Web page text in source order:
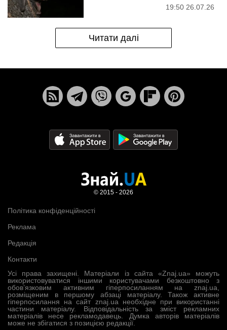
19:50 26.07.26
Читати далі
Усі права захищені. Матеріали із сайта «Znaj.ua» можуть
використовуватися іншими користувачами безкоштовно з
обов’язковим активним гіперпосиланням на znaj.ua,
розміщеним в першому абзаці матеріалу. Також активне
гіперпосилання на сайт znaj.ua необхідне при використанні
частини матеріалу. Відповідальність за зміст рекламних
матеріалів несе рекламодавець. Думка авторів матеріалів
може не збігатися з позицією редакції.
Політика конфіденційності
Реклама
Редакція
Контакти
© 2015 - 2026